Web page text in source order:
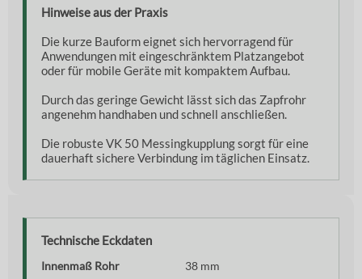
Hinweise aus der Praxis
Die kurze Bauform eignet sich hervorragend für
Anwendungen mit eingeschränktem Platzangebot
oder für mobile Geräte mit kompaktem Aufbau.
Durch das geringe Gewicht lässt sich das Zapfrohr
angenehm handhaben und schnell anschließen.
Die robuste VK 50 Messingkupplung sorgt für eine
dauerhaft sichere Verbindung im täglichen Einsatz.
Technische Eckdaten
Innenmaß Rohr
38 mm